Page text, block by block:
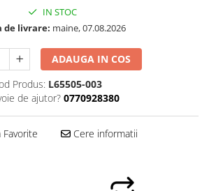
IN STOC
de livrare: maine, 07.08.2026
ADAUGA IN COS
Produs: L65505-003
de ajutor? 0770928380
Cere informatii